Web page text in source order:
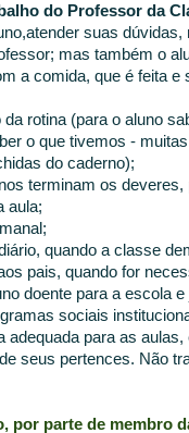
do Professor da
suas
mas também o
a comida, que é feita
rotina (para o aluno
o que tivemos -
do caderno);
terminam os
aula;
quando a classe
pais, quando for
doente para a escola
sociais
adequada para as
seus pertences. Não
por parte de membro